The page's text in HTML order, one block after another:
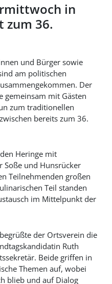
in
zum 36.
und Bürger sowie
am politischen
Der
gemeinsam mit Gästen
zum traditionellen
bereits zum 36.
Heringe mit
Soße und Hunsrücker
Teilnehmenden großen
Teil standen
im Mittelpunkt der
der Ortsverein die
Ruth
Beide griffen in
Themen auf, wobei
blieb und auf Dialog